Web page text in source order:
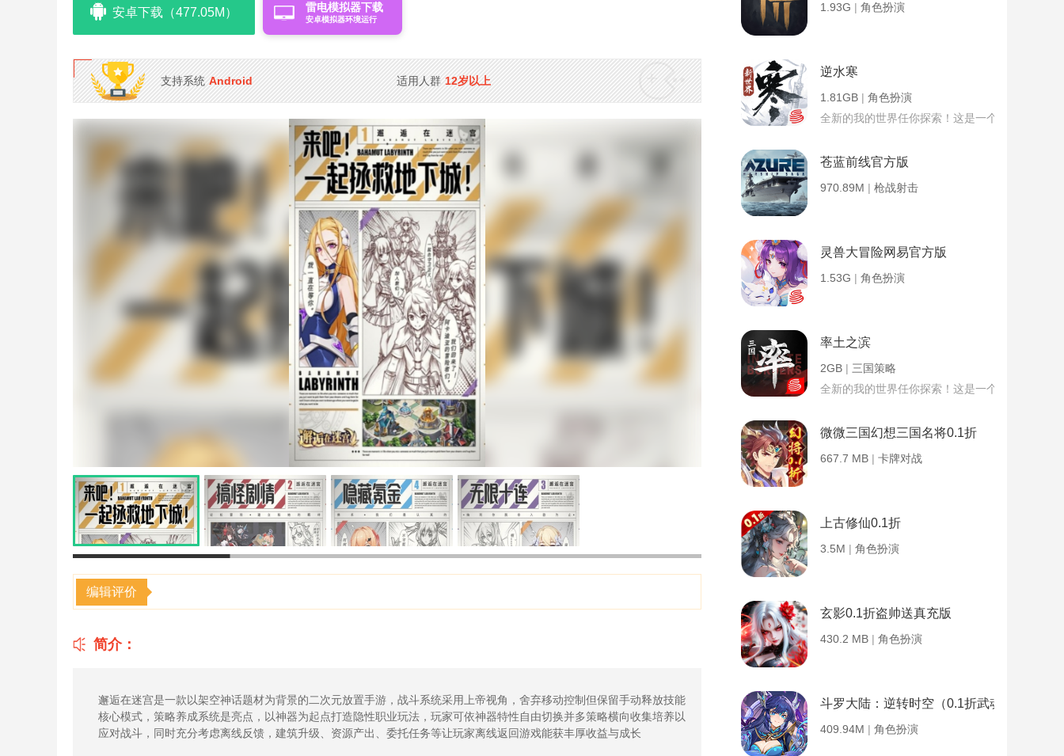
安卓下载（477.05M） 雷电模拟器下载
安卓模拟器环境运行
支持系统 Android 适用人群 12岁以上
编辑评价
简介：
邂逅在迷宫是一款以架空神话题材为背景的二次元放置手游，战斗系统采用上帝视角，舍弃移动控制但保留手动释放技能
核心模式，策略养成系统是亮点，以神器为起点打造隐性职业玩法，玩家可依神器特性自由切换并多策略横向收集培养以
应对战斗，同时充分考虑离线反馈，建筑升级、资源产出、委托任务等让玩家离线返回游戏能获丰厚收益与成长
1.93G | 角色扮演
逆水寒
1.81GB | 角色扮演
全新的我的世界任你探索！这是一个小提示字段。
苍蓝前线官方版
970.89M | 枪战射击
灵兽大冒险网易官方版
1.53G | 角色扮演
率土之滨
2GB | 三国策略
全新的我的世界任你探索！这是一个小提示字段。
微微三国幻想三国名将0.1折
667.7 MB | 卡牌对战
上古修仙0.1折
3.5M | 角色扮演
玄影0.1折盗帅送真充版
430.2 MB | 角色扮演
斗罗大陆：逆转时空（0.1折武魂觉醒）
409.94M | 角色扮演